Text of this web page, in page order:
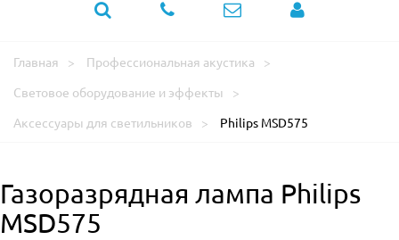
Главная
Профессиональная акустика
Световое оборудование и эффекты
Аксессуары для светильников
Philips MSD575
Газоразрядная лампа Philips
MSD575